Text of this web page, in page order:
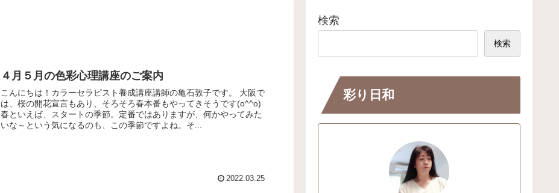
４月５月の色彩心理講座のご案内
こんにちは！カラーセラピスト養成講座講師の亀石敦子です。 大阪で
は、桜の開花宣言もあり、そろそろ春本番もやってきそうです(o^^o)
春といえば、スタートの季節。定番ではありますが、何かやってみた
いな～という気になるのも、この季節ですよね。そ...
2022.03.25
検索
検索
彩り日和